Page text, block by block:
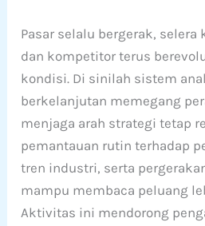
Pasar selalu bergerak, selera
dan kompetitor terus
kondisi. Di sinilah sistem
berkelanjutan memegang
menjaga arah strategi tetap
pemantauan rutin terhadap
tren industri, serta
mampu membaca peluang
Aktivitas ini mendorong